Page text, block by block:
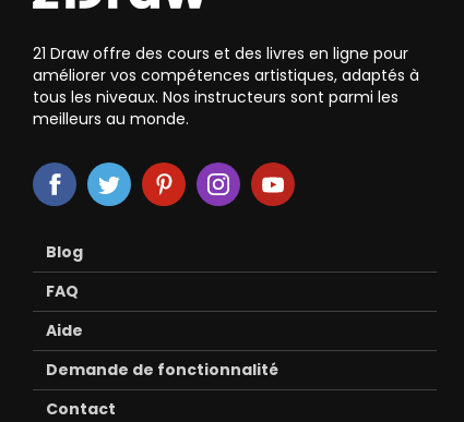
21 Draw offre des cours et des livres en ligne pour
améliorer vos compétences artistiques, adaptés à
tous les niveaux. Nos instructeurs sont parmi les
meilleurs au monde.
Blog
FAQ
Aide
Demande de fonctionnalité
Contact